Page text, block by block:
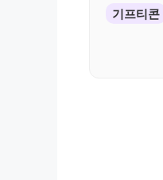
기프티콘